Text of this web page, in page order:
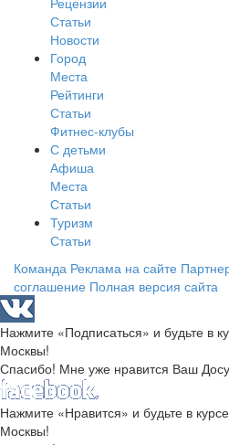
Статьи
Новости
Город
Места
Рейтинги
Статьи
Фитнес-клубы
С детьми
Афиша
Места
Статьи
Туризм
Статьи
Команда Реклама на сайте
соглашение Полная версия сайта
Нажмите «Подписаться» и будьте в
Москвы!
Спасибо! Мне уже нравится Ваш
Нажмите «Нравится» и будьте в
Москвы!